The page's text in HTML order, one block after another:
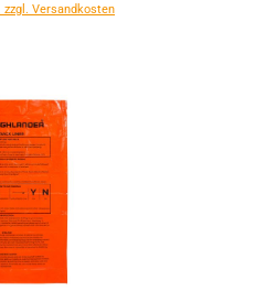
Versandkosten